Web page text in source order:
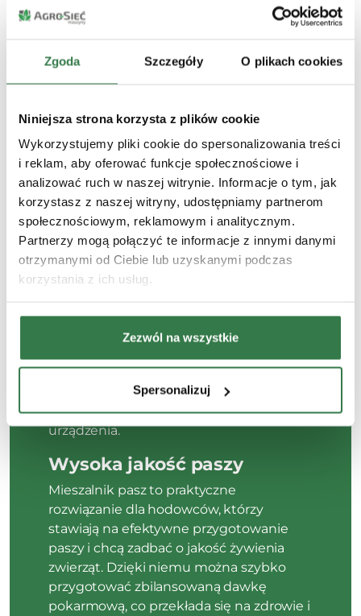
Zgoda Szczegóły O plikach cookies
Niniejsza strona korzysta z plików cookie
Wykorzystujemy pliki cookie do spersonalizowania treści
i reklam, aby oferować funkcje społecznościowe i
analizować ruch w naszej witrynie. Informacje o tym, jak
korzystasz z naszej witryny, udostępniamy partnerom
społecznościowym, reklamowym i analitycznym.
Partnerzy mogą połączyć te informacje z innymi danymi
otrzymanymi od Ciebie lub uzyskanymi podczas
korzystania z ich usług.
Zezwól na wszystkie
Spersonalizuj
Mobilne
– z możliwością transportu
budynków inwentarskich.
dużych ilości paszy w jednym
sprawdź mieszalniki Strautmann
Mieszalniki pasz to maszyny wymagające
kontrola stanu ślimaków czy sprawność
systemów sterowania zapewniają
niezawodność i długą żywotność
urządzenia.
Wysoka jakość paszy
Mieszalnik pasz to praktyczne
rozwiązanie dla hodowców, którzy
stawiają na efektywne przygotowanie
paszy i chcą zadbać o jakość żywienia
zwierząt. Dzięki niemu można szybko
przygotować zbilansowaną dawkę
pokarmową, co przekłada się na zdrowie i